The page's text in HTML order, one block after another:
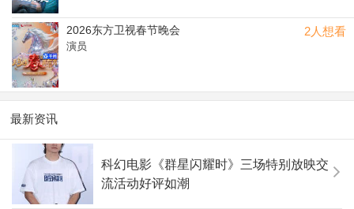
2人想看
2026东方卫视春节晚会
演员
最新资讯
科幻电影《群星闪耀时》三场特别放映交
流活动好评如潮